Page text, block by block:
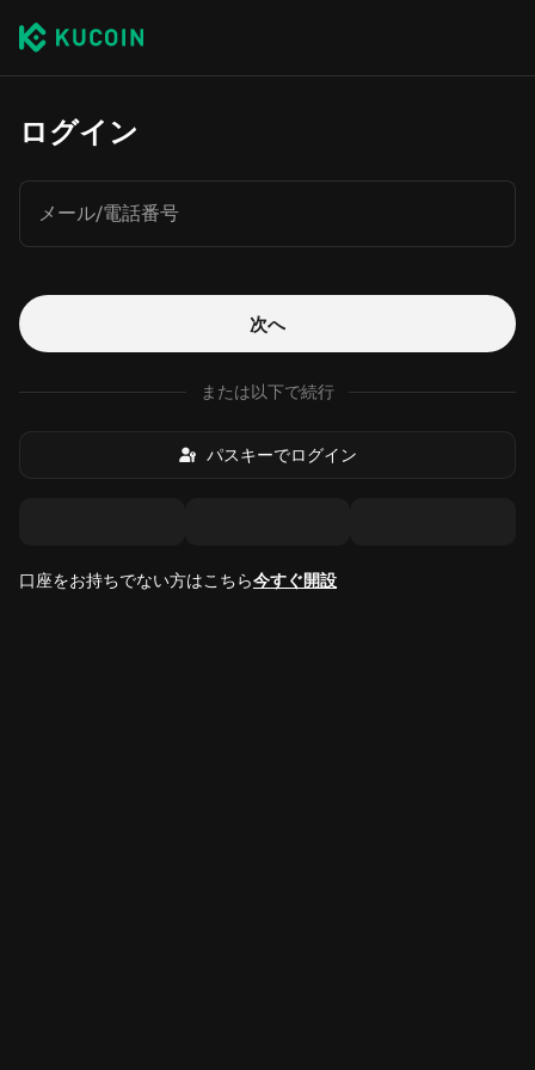
ログイン
メール/電話番号
次へ
または以下で続行
パスキーでログイン
口座をお持ちでない方はこちら今すぐ開設